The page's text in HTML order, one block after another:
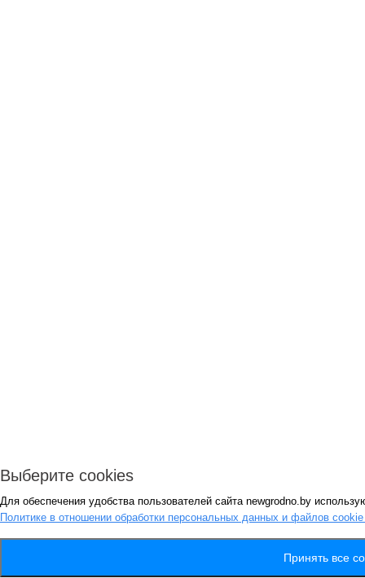
Выберите cookies
Для обеспечения удобства пользователей сайта newgrodno.by
Политике в отношении обработки персональных данных и файлов
Принять все